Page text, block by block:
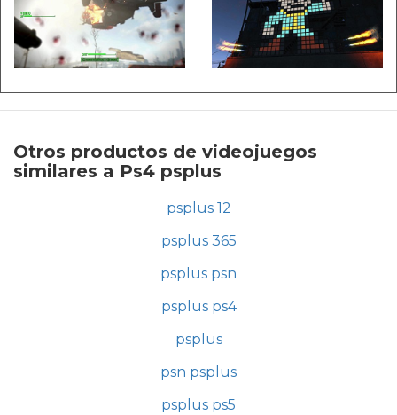
Otros productos de videojuegos
similares a Ps4 psplus
psplus 12
psplus 365
psplus psn
psplus ps4
psplus
psn psplus
psplus ps5